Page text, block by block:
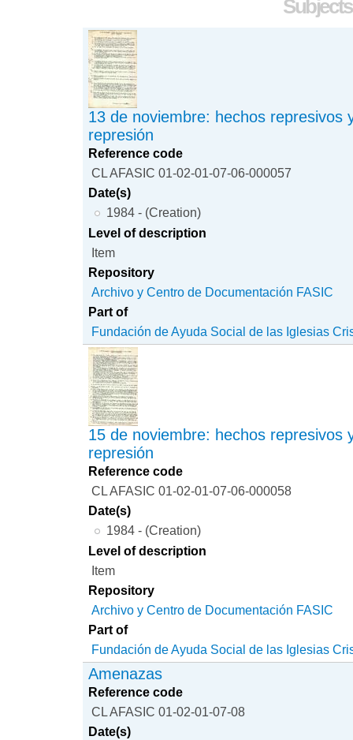
13 de noviembre: hechos represivos
represión
Reference code
CL AFASIC 01-02-01-07-06-000057
Date(s)
1984 - (Creation)
Level of description
Item
Repository
Archivo y Centro de Documentación FASIC
Part of
Fundación de Ayuda Social de las Iglesias
15 de noviembre: hechos represivos
represión
Reference code
CL AFASIC 01-02-01-07-06-000058
Date(s)
1984 - (Creation)
Level of description
Item
Repository
Archivo y Centro de Documentación FASIC
Part of
Fundación de Ayuda Social de las Iglesias
Amenazas
Reference code
CL AFASIC 01-02-01-07-08
Date(s)